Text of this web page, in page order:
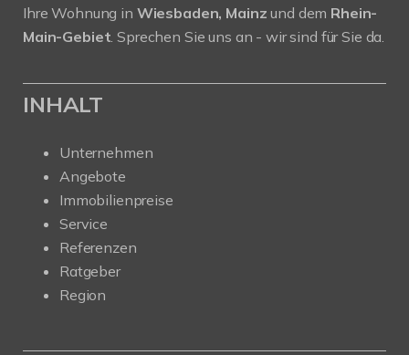
Ihre Wohnung in Wiesbaden, Mainzund dem Rhein-
Main-Gebiet. Sprechen Sie uns an - wir sind für Sie da.
INHALT
Unternehmen
Angebote
Immobilienpreise
Service
Referenzen
Ratgeber
Region